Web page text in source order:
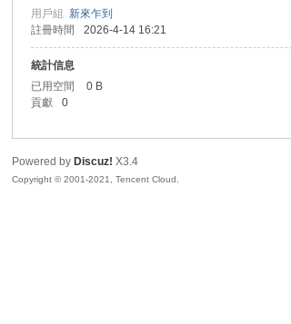
用戶組新來乍到
註冊時間
2026-4-14 16:21
統計信息
已用空間
0 B
貢獻
0
Powered by Discuz! X3.4
Copyright © 2001-2021, Tencent Cloud.